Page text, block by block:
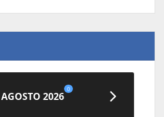
AGOSTO 2026
0